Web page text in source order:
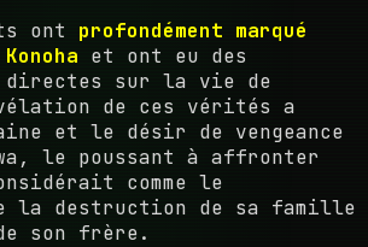
ont profondément marqué
et ont eu des
directes sur la vie de
de ces vérités a
et le désir de vengeance
le poussant à affronter
comme le
la destruction de sa famille
son frère.